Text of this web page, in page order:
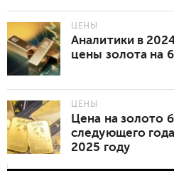
ЦЕНЫ
Аналитики в
цены золота на
ЦЕНЫ
Цена на золото
следующего
2025 году